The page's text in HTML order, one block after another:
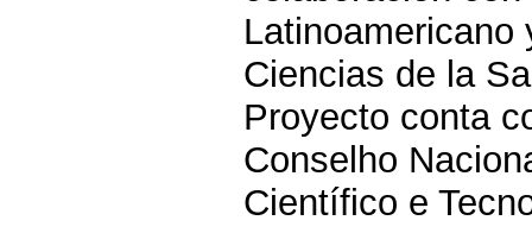
Latinoamericano
Ciencias de la
Proyecto conta
Conselho
Científico e